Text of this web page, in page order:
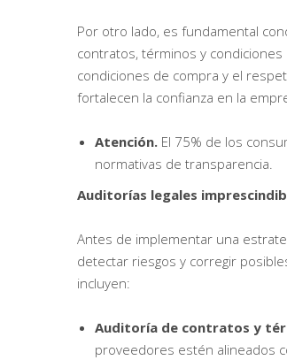
Por otro lado, es fundamental
contratos, términos y
condiciones de compra y el
fortalecen la confianza en la
Atención. El 75% de los
normativas de transparencia.
Auditorías legales
Antes de implementar una
detectar riesgos y corregir
incluyen:
Auditoría de contratos y
proveedores estén alineados